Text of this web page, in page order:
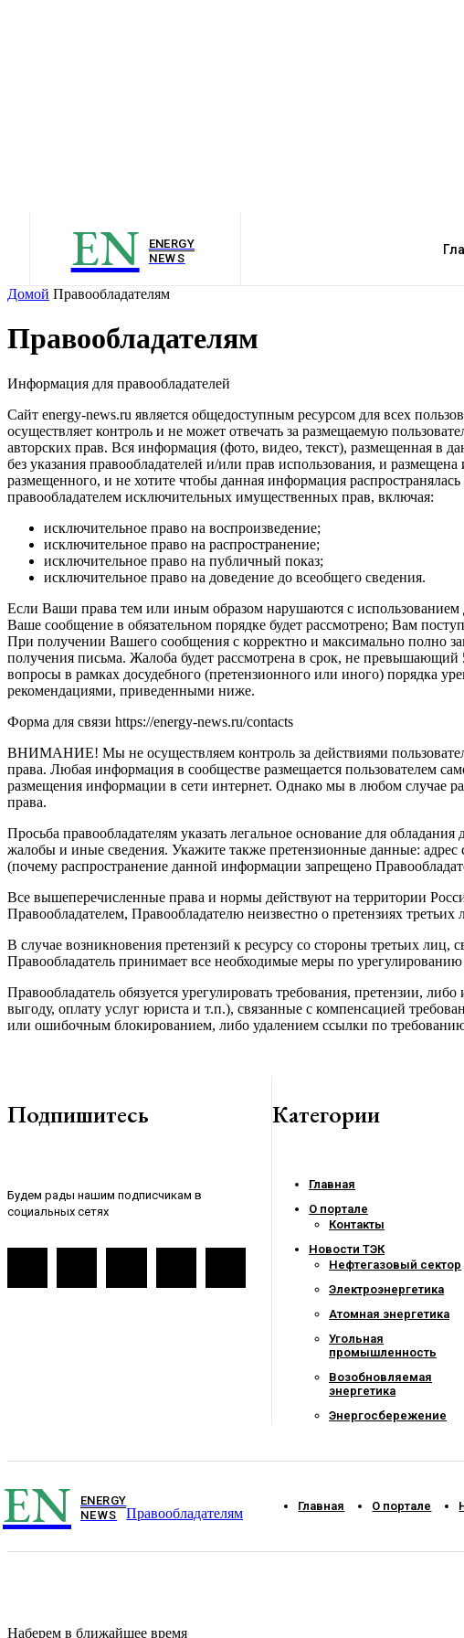
EN
ENERGY
NEWS
Домой Правообладателям
Правообладателям
Информация для правообладателей
Сайт energy-news.ru является общедоступным ресурсом для всех
осуществляет контроль и не может отвечать за размещаемую
авторских прав. Вся информация (фото, видео, текст), размещенная в
без указания правообладателей и/или прав использования, и
размещенного, и не хотите чтобы данная информация
правообладателем исключительных имущественных прав, включая:
исключительное право на воспроизведение;
исключительное право на распространение;
исключительное право на публичный показ;
исключительное право на доведение до всеобщего сведения.
Если Ваши права тем или иным образом нарушаются с использованием
Ваше сообщение в обязательном порядке будет рассмотрено; Вам
При получении Вашего сообщения с корректно и максимально полно
получения письма. Жалоба будет рассмотрена в срок, не превышающий
вопросы в рамках досудебного (претензионного или иного) порядка
рекомендациями, приведенными ниже.
Форма для связи https://energy-news.ru/contacts
ВНИМАНИЕ! Мы не осуществляем контроль за действиями
права. Любая информация в сообществе размещается пользователем
размещения информации в сети интернет. Однако мы в любом случае
права.
Просьба правообладателям указать легальное основание для
жалобы и иные сведения. Укажите также претензионные данные:
(почему распространение данной информации запрещено
Все вышеперечисленные права и нормы действуют на территории
Правообладателем, Правообладателю неизвестно о претензиях
В случае возникновения претензий к ресурсу со стороны третьих
Правообладатель принимает все необходимые меры по
Правообладатель обязуется урегулировать требования, претензии,
выгоду, оплату услуг юриста и т.п.), связанные с компенсацией
или ошибочным блокированием, либо удалением ссылки по
Подпишитесь
Будем рады нашим подписчикам в
социальных сетях
Категории
Главная
О портале
Контакты
Новости ТЭК
Нефтегазовый сектор
Электроэнергетика
Атомная энергетика
Угольная
промышленность
Возобновляемая
энергетика
Энергосбережение
EN
ENERGY
NEWS
Правообладателям Главная О портале
Наберем в ближайшее время